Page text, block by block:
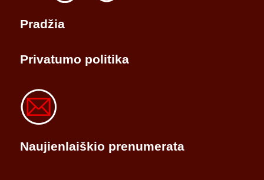
Pradžia
Privatumo politika
Naujienlaiškio prenumerata